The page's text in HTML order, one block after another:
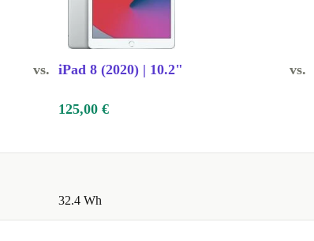
vs. iPad 8 (2020) | 10.2" vs.
125,00 €
32.4 Wh